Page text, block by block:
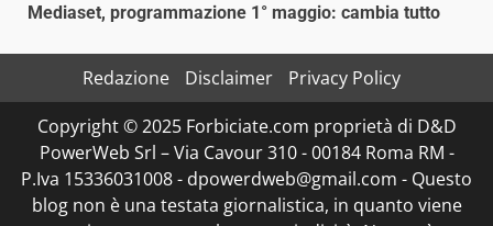
Mediaset, programmazione 1° maggio: cambia tutto
Redazione Disclaimer
Privacy Policy
Copyright © 2025 Forbiciate.com proprietà di D&D
PowerWeb Srl – Via Cavour 310 - 00184 Roma RM -
P.Iva 15336031008 - dpowerdweb@gmail.com - Questo
blog non è una testata giornalistica, in quanto viene